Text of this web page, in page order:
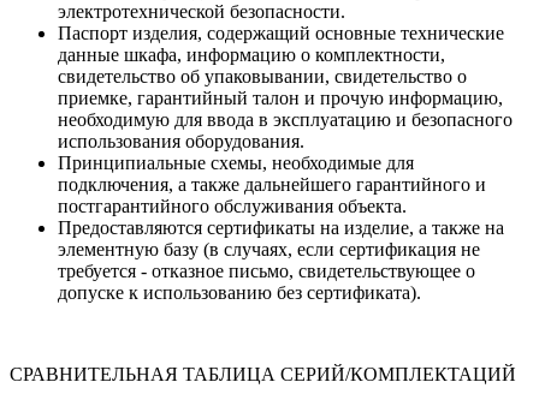
электротехнической безопасности.
Паспорт изделия, содержащий основные технические
данные шкафа, информацию о комплектности,
свидетельство об упаковывании, свидетельство о
приемке, гарантийный талон и прочую информацию,
необходимую для ввода в эксплуатацию и безопасного
использования оборудования.
Принципиальные схемы, необходимые для
подключения, а также дальнейшего гарантийного и
постгарантийного обслуживания объекта.
Предоставляются сертификаты на изделие, а также на
элементную базу (в случаях, если сертификация не
требуется - отказное письмо, свидетельствующее о
допуске к использованию без сертификата).
СРАВНИТЕЛЬНАЯ ТАБЛИЦА СЕРИЙ/КОМПЛЕКТАЦИЙ